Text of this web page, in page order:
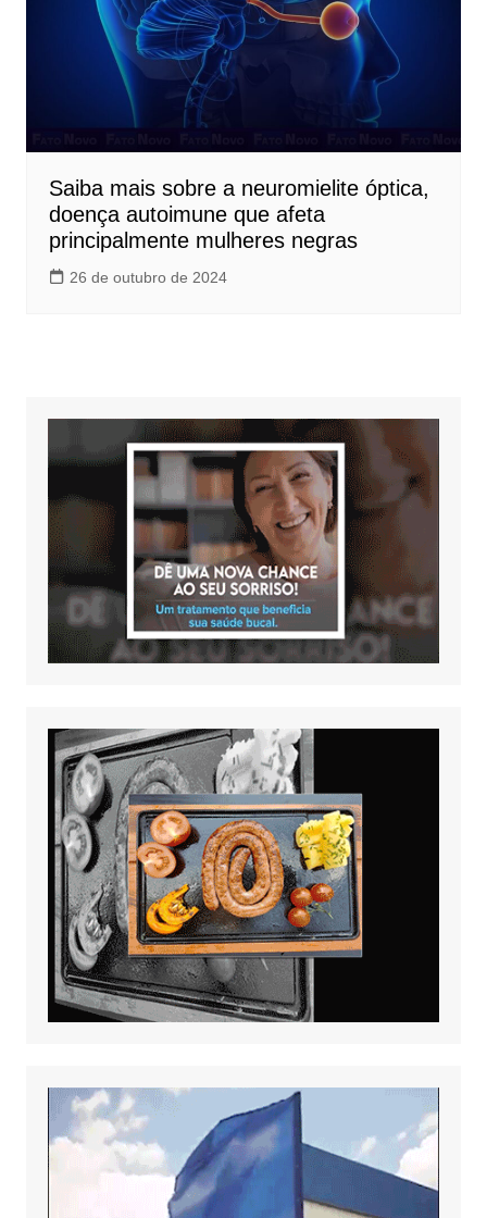
Saiba mais sobre a neuromielite óptica,
doença autoimune que afeta
principalmente mulheres negras
26 de outubro de 2024